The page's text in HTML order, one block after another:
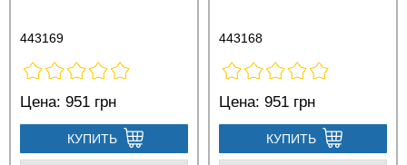
443169
Цена: 951 грн
КУПИТЬ
443168
Цена: 951 грн
КУПИТЬ